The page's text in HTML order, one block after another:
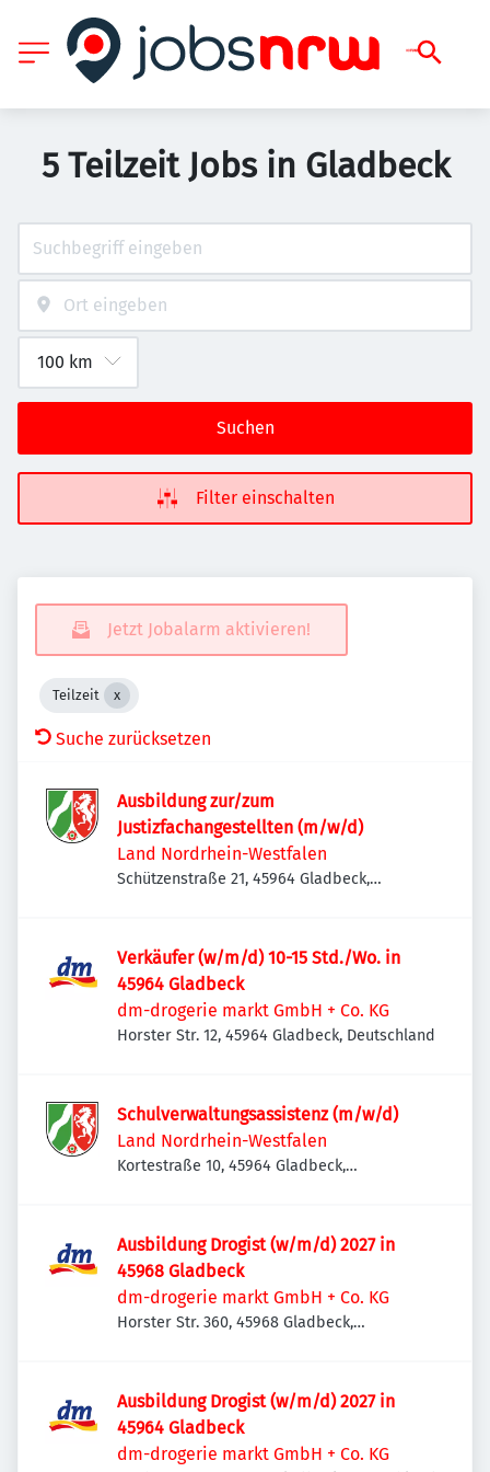
5 Teilzeit Jobs in Gladbeck
Suchen
Filter einschalten
Jetzt Jobalarm aktivieren!
Teilzeit
Suche zurücksetzen
Ausbildung zur/zum
Justizfachangestellten (m/w/d)
Land Nordrhein-Westfalen
Schützenstraße 21, 45964 Gladbeck,
Verkäufer (w/m/d) 10-15 Std./Wo. in
45964 Gladbeck
dm-drogerie markt GmbH + Co. KG
Horster Str. 12, 45964 Gladbeck, Deutschland
Schulverwaltungsassistenz (m/w/d)
Land Nordrhein-Westfalen
Kortestraße 10, 45964 Gladbeck,
Ausbildung Drogist (w/m/d) 2027 in
45968 Gladbeck
dm-drogerie markt GmbH + Co. KG
Horster Str. 360, 45968 Gladbeck,
Ausbildung Drogist (w/m/d) 2027 in
45964 Gladbeck
dm-drogerie markt GmbH + Co. KG